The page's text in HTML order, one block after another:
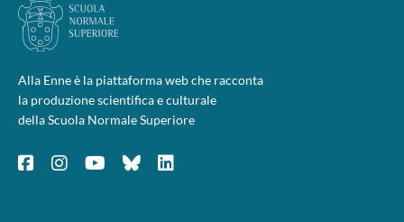
Alla Enne è la piattaforma web che racconta
la produzione scientifica e culturale
della Scuola Normale Superiore